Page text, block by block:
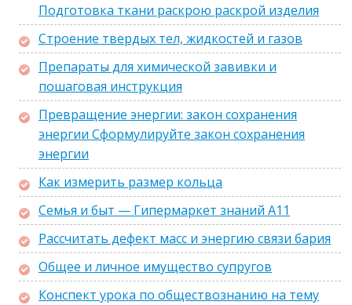
Подготовка ткани раскрою раскрой изделия
Строение твердых тел, жидкостей и газов
Препараты для химической завивки и
пошаговая инструкция
Превращение энергии: закон сохранения
энергии Сформулируйте закон сохранения
энергии
Как измерить размер кольца
Семья и быт — Гипермаркет знаний А11
Рассчитать дефект масс и энергию связи бария
Общее и личное имущество супругов
Конспект урока по обществознанию на тему